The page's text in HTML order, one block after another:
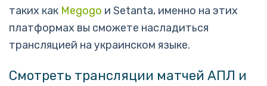
таких как Megogo и Setanta, именно на этих
платформах вы сможете насладиться
трансляцией на украинском языке.
Смотреть трансляции матчей АПЛ и